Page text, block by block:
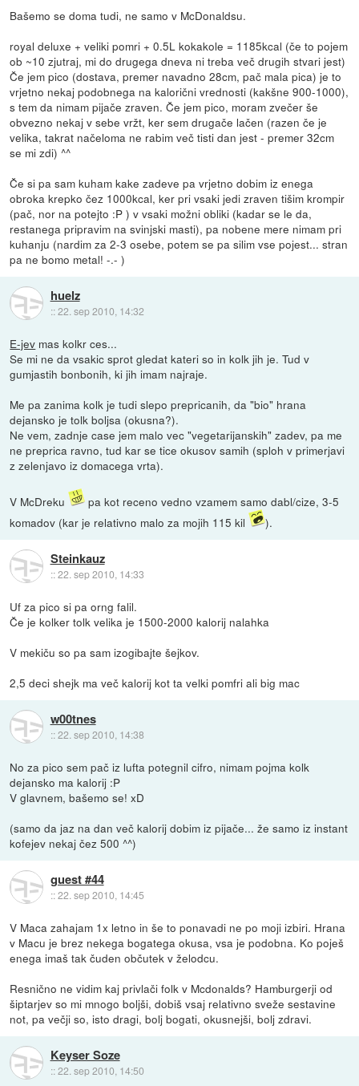
Bašemo se doma tudi, ne samo v McDonaldsu.
royal deluxe + veliki pomri + 0.5L kokakole = 1185kcal (če to pojem
ob ~10 zjutraj, mi do drugega dneva ni treba več drugih stvari jest)
Če jem pico (dostava, premer navadno 28cm, pač mala pica) je to
vrjetno nekaj podobnega na kalorični vrednosti (kakšne 900-1000),
s tem da nimam pijače zraven. Če jem pico, moram zvečer še
obvezno nekaj v sebe vržt, ker sem drugače lačen (razen če je
velika, takrat načeloma ne rabim več tisti dan jest - premer 32cm
se mi zdi) ^^
Če si pa sam kuham kake zadeve pa vrjetno dobim iz enega
obroka krepko čez 1000kcal, ker pri vsaki jedi zraven tišim krompir
(pač, nor na potejto :P ) v vsaki možni obliki (kadar se le da,
restanega pripravim na svinjski masti), pa nobene mere nimam pri
kuhanju (nardim za 2-3 osebe, potem se pa silim vse pojest... stran
pa ne bomo metal! -.- )
huelz
::22. sep 2010, 14:32
E-jev mas kolkr ces...
Se mi ne da vsakic sprot gledat kateri so in kolk jih je. Tud v
gumjastih bonbonih, ki jih imam najraje.
Me pa zanima kolk je tudi slepo prepricanih, da "bio" hrana
dejansko je tolk boljsa (okusna?).
Ne vem, zadnje case jem malo vec "vegetarijanskih" zadev, pa me
ne preprica ravno, tud kar se tice okusov samih (sploh v primerjavi
z zelenjavo iz domacega vrta).
V McDreku
pa kot receno vedno vzamem samo dabl/cize, 3-5
komadov (kar je relativno malo za mojih 115 kil
).
Steinkauz
::22. sep 2010, 14:33
Uf za pico si pa orng falil.
Če je kolker tolk velika je 1500-2000 kalorij nalahka
V mekiču so pa sam izogibajte šejkov.
2,5 deci shejk ma več kalorij kot ta velki pomfri ali big mac
w00tnes
::22. sep 2010, 14:38
No za pico sem pač iz lufta potegnil cifro, nimam pojma kolk
dejansko ma kalorij :P
V glavnem, bašemo se! xD
(samo da jaz na dan več kalorij dobim iz pijače... že samo iz instant
kofejev nekaj čez 500 ^^)
guest #44
::22. sep 2010, 14:45
V Maca zahajam 1x letno in še to ponavadi ne po moji izbiri. Hrana
v Macu je brez nekega bogatega okusa, vsa je podobna. Ko poješ
enega imaš tak čuden občutek v želodcu.
Resnično ne vidim kaj privlači folk v Mcdonalds? Hamburgerji od
šiptarjev so mi mnogo boljši, dobiš vsaj relativno sveže sestavine
not, pa večji so, isto dragi, bolj bogati, okusnejši, bolj zdravi.
Keyser Soze
::22. sep 2010, 14:50